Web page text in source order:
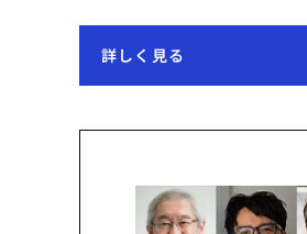
詳しく見る